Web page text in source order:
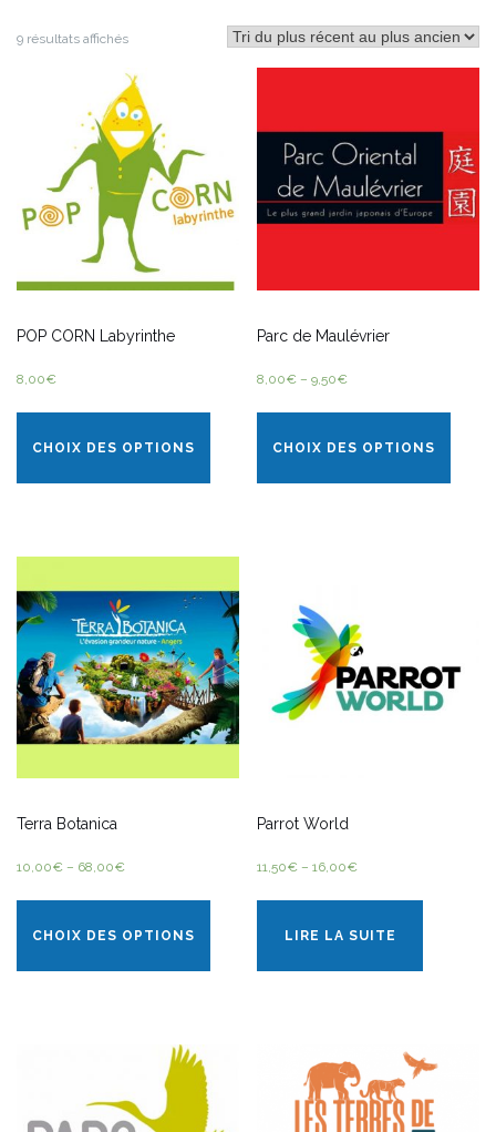
9 résultats affichés
POP CORN Labyrinthe
8,00€
CHOIX DES OPTIONS
Parc de Maulévrier
8,00€ –9,50€
CHOIX DES OPTIONS
Terra Botanica
10,00€ – 68,00€
CHOIX DES OPTIONS
Parrot World
11,50€ –16,00€
LIRE LA SUITE